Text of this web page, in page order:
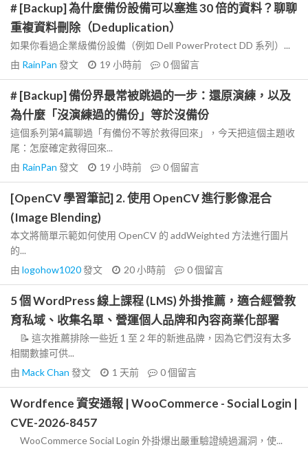
# [Backup] 為什麼備份設備可以塞進 30 倍的資料？聊聊
重複資料刪除（Deduplication）
如果你看過企業級備份設備（例如 Dell PowerProtect DD 系列）...
由 RainPan 發文 19 小時前 0個留言
# [Backup] 備份界最常被跳過的一步：還原演練，以及
為什麼「沒演練過的備份」等於沒備份
這個系列第4篇聊過「有備份不等於救得回來」，今天把這個主題收
尾：怎麼確定救得回來...
由 RainPan 發文 19 小時前 0個留言
[OpenCV 學習筆記] 2. 使用 OpenCV 進行影像混合
(Image Blending)
本文將簡單示範如何使用 OpenCV 的 addWeighted 方法進行圖片
的...
由 logohow1020發文 20 小時前 0個留言
5 個 WordPress 線上課程 (LMS) 外掛推薦，適合經營教
育私域、收集名單、營運個人品牌和內容商業化部署
📝 這次推薦排除一些近 1 至 2 年的新進品牌，因為它們沒有太多
相關數據可供...
由 Mack Chan 發文 1 天前 0個留言
Wordfence 資安通報 | WooCommerce - Social Login |
CVE-2026-8457
WooCommerce Social Login 外掛爆出嚴重驗證繞過漏洞，使...